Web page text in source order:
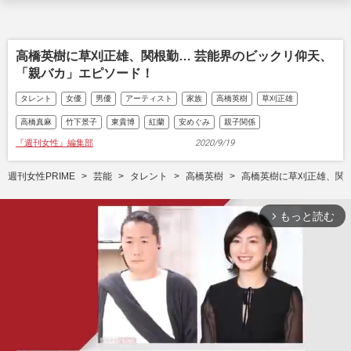
高橋英樹に草刈正雄、関根勤… 芸能界のビックリ仰天、
「親バカ」エピソード！
タレント 女優 男優 アーティスト 家族 高橋英樹 草刈正雄
高橋真麻 竹下景子 東貴博 紅蘭 安めぐみ 親子関係
『週刊女性』編集部 2020/9/19
週刊女性PRIME 芸能 タレント 高橋英樹 高橋英樹に草刈正雄、関
arrow_forward_ios もっと読む